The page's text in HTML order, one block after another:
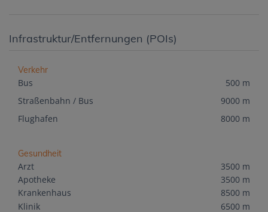
Infrastruktur/Entfernungen (POIs)
Verkehr
Bus
500 m
Straßenbahn / Bus
9000 m
Flughafen
8000 m
Gesundheit
Arzt
3500 m
Apotheke
3500 m
Krankenhaus
8500 m
Klinik
6500 m